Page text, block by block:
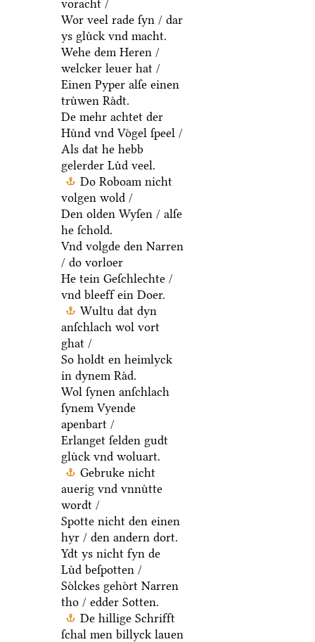
voracht /
Wor veel rade ſyn / dar
ys gluͤck vnd macht.
Wehe dem Heren /
welcker leuer hat /
Einen Pyper alſe einen
truͤwen Raͤdt.
De mehr achtet der
Huͤnd vnd Voͤgel ſpeel /
Als dat he hebb
gelerder Luͤd veel.
Do Roboam nicht
volgen wold /
Den olden Wyſen / alſe
he ſchold.
Vnd volgde den Narren
/ do vorloer
He tein Geſchlechte /
vnd bleeff ein Doer.
Wultu dat dyn
anſchlach wol vort
ghat /
So holdt en heimlyck
in dynem Raͤd.
Wol ſynen anſchlach
ſynem Vyende
apenbart /
Erlanget ſelden gudt
gluͤck vnd woluart.
Gebruke nicht
auerig vnd vnnuͤtte
wordt /
Spotte nicht den einen
hyr / den andern dort.
Ydt ys nicht fyn de
Luͤd beſpotten /
Soͤlckes gehoͤrt Narren
tho / edder Sotten.
De hillige Schrifft
ſchal men billyck lauen